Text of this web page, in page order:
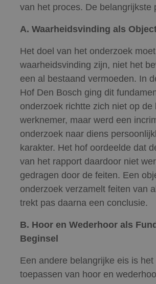
van het proces. De belangrijkste
A. Waarheidsvinding als
Het doel van het onderzoek moet
waarheidsvinding zijn, niet het
een al bestaand vermoeden. In
Hof Den Bosch ging dit
onderzoek richtte zich niet op de
werknemer, maar werd een
onderzoek naar diens
karakter. Het hof oordeelde dat
van het rapport daardoor niet
gedragen door de feiten. Een
onderzoek verzamelt feiten van
trekt pas daarna een conclusie.
B. Hoor en Wederhoor als
Beginsel
Een andere belangrijke eis is het
toepassen van hoor en